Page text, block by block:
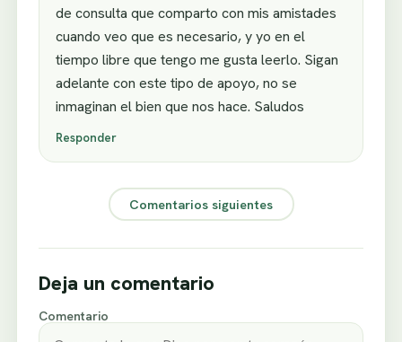
de consulta que comparto con mis amistades
cuando veo que es necesario, y yo en el
tiempo libre que tengo me gusta leerlo. Sigan
adelante con este tipo de apoyo, no se
inmaginan el bien que nos hace. Saludos
Responder
Comentarios siguientes
Deja un comentario
Comentario